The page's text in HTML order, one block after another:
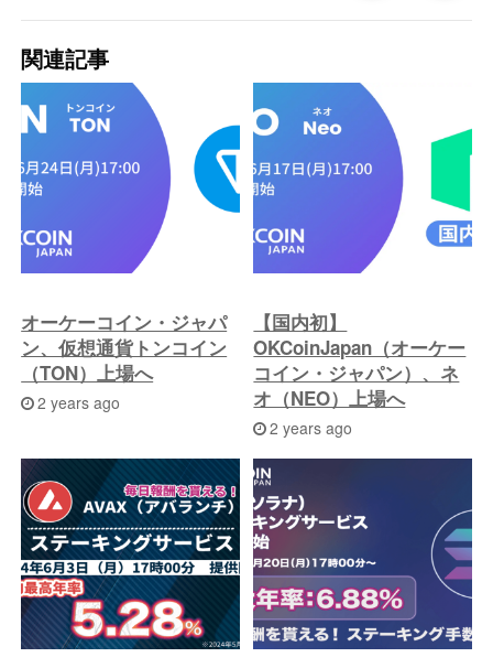
去
投
稿
関連記事
オーケーコイン・ジャパ
ン、仮想通貨トンコイン
（TON）上場へ
2 years ago
【国内初】
OKCoinJapan（オーケー
コイン・ジャパン）、ネ
オ（NEO）上場へ
2 years ago